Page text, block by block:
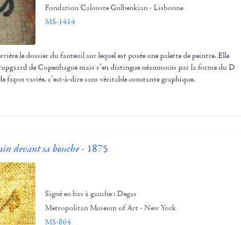
Fondation Calouste Gulbenkian - Lisbonne
MS-1414
le dossier du fauteuil sur lequel est posée une palette de peintre. Elle
de Copenhague mais s’en distingue néanmoins par la forme du D
façon variée, c’est-à-dire sans véritable constante graphique.
devant sa bouche- 1875
Signé en bas à gauche : Degas
Metropolitan Museum of Art - New York
MS-864